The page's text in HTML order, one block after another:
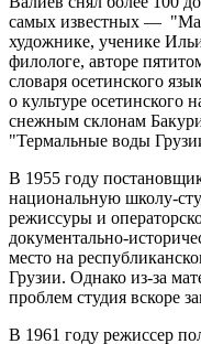
самых известных —
художнике, ученике
филологе, авторе
словаря осетинского
о культуре
снежным склонам
"Термальные воды
В 1955 году
национальную школу-
режиссуры и
документально-
место на
Грузии. Однако из-за
проблем студия вскоре
В 1961 году режиссер